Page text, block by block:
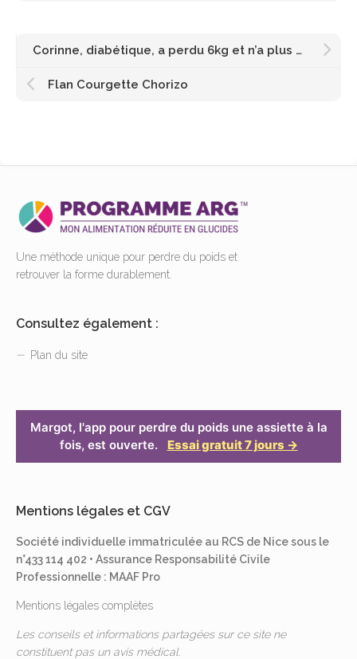
Corinne, diabétique, a perdu 6kg et n’a plus besoin d’insuline !
Flan Courgette Chorizo
Une méthode unique pour perdre du poids et
retrouver la forme durablement.
Consultez également :
Plan du site
Margot, l'app pour perdre du poids une assiette à la
fois, est ouverte.
Essai gratuit 7 jours →
Mentions légales et CGV
Société individuelle immatriculée au RCS de Nice sous le
n°433 114 402 • Assurance Responsabilité Civile
Professionnelle : MAAF Pro
Mentions légales complètes
Les conseils et informations partagées sur ce site ne
constituent pas un avis médical.